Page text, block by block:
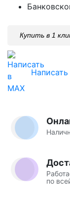
Купить в 1
по